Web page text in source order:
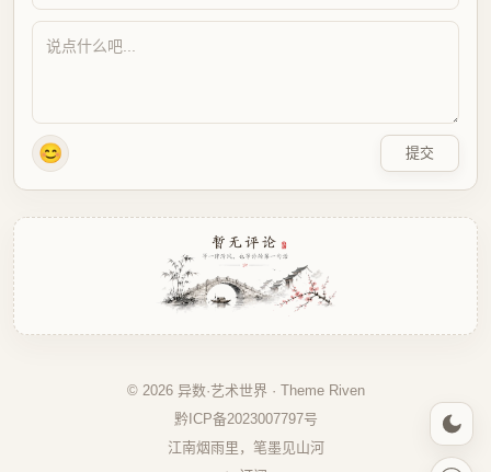
😊 提交
© 2026 异数·艺术世界 · Theme Riven
黔ICP备2023007797号
江南烟雨里，笔墨见山河